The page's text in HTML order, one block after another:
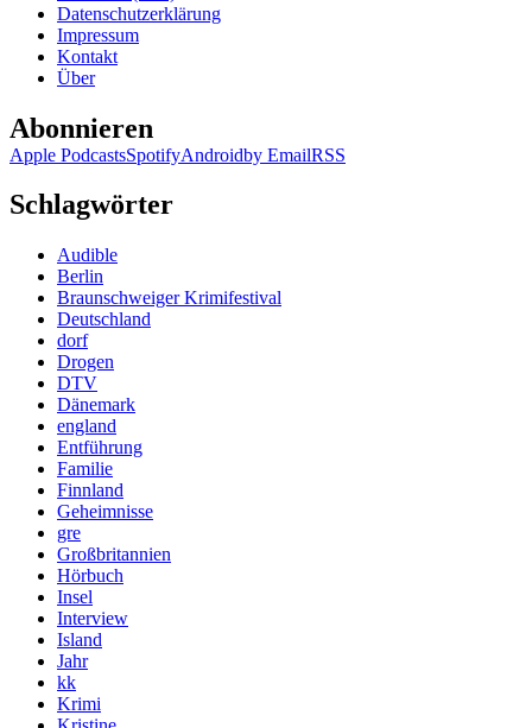
Abstellgleis
Datenschutzerklärung
Impressum
Kontakt
Über
Abonnieren
Apple PodcastsSpotifyAndroidby EmailRSS
Schlagwörter
Audible
Berlin
Braunschweiger Krimifestival
Deutschland
dorf
Drogen
DTV
Dänemark
england
Entführung
Familie
Finnland
Geheimnisse
gre
Großbritannien
Hörbuch
Insel
Interview
Island
Jahr
kk
Krimi